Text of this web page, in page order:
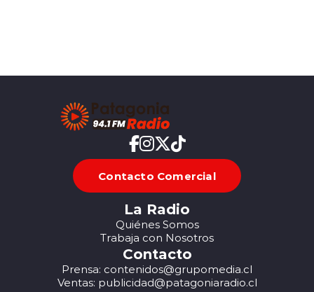
Contacto Comercial
La Radio
Quiénes Somos
Trabaja con Nosotros
Contacto
Prensa: contenidos@grupomedia.cl
Ventas: publicidad@patagoniaradio.cl